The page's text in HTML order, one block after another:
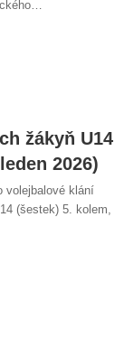
žákyň U14
2026)
volejbalové klání
(šestek) 5. kolem,